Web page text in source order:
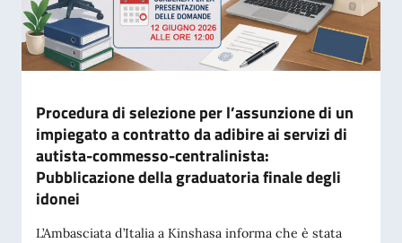
Procedura di selezione per l’assunzione di un
impiegato a contratto da adibire ai servizi di
autista-commesso-centralinista:
Pubblicazione della graduatoria finale degli
idonei
L’Ambasciata d’Italia a Kinshasa informa che è stata